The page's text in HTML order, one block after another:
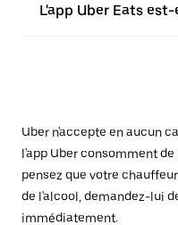
L'app Uber Eats
Uber n'accepte en aucun
l'app Uber consomment de
pensez que votre
de l'alcool, demandez-lui
immédiatement.